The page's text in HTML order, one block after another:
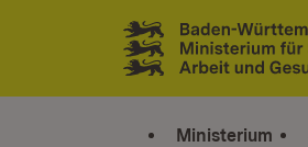
Zum Inhalt springen
Link zur Startseite
Ministerium